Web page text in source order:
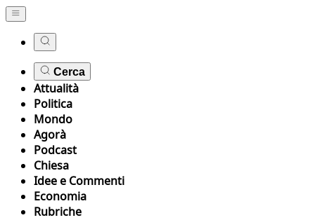
Cerca
Attualità
Politica
Mondo
Agorà
Podcast
Chiesa
Idee e Commenti
Economia
Rubriche